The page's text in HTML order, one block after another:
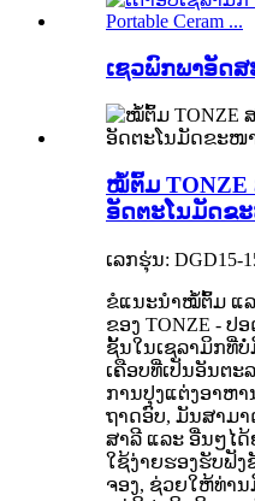
ເຊວພົກພາອັດສ
ໝໍ້ຕົ້ມ TONZE
ອັດຕະໂນມັດຂ
ເລກຮຸ່ນ: DGD15-
ຂໍແນະນຳໝໍ້ຕົ້ມ ແ
ຂອງ TONZE -
ຊັ້ນໃນເຊລາມິກທີ່ບໍ່
ເຄືອບທີ່ເປັນອັນຕ
ການປຸງແຕ່ງອາຫ
ຖາດອົບ, ມັນສາມາ
ສາລີ ແລະ ອື່ນໆໄ
ໃຊ້ງ່າຍຮອງຮັບຟັງ
ຈອງ, ຊ່ວຍໃຫ້ທ່າ